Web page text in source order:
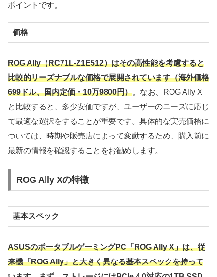
ポイントです。
価格
ROG Ally（RC71L-Z1E512）はその高性能を考慮すると
比較的リーズナブルな価格で展開されています（海外価格
699ドル、国内定価・10万9800円）。なお、ROG Ally X
と比較すると、多少安価ですが、ユーザーのニーズに応じ
て最適な選択をすることが重要です。具体的な実売価格に
ついては、時期や販売店によって変動するため、購入前に
最新の情報を確認することをお勧めします。
ROG Ally Xの特徴
基本スペック
ASUSのポータブルゲーミングPC「ROG Ally X」は、従
来機「ROG Ally」と大きく異なる基本スペックを持って